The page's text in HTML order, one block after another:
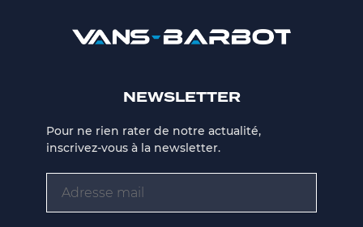
NEWSLETTER
Pour ne rien rater de notre actualité,
inscrivez-vous à la newsletter.